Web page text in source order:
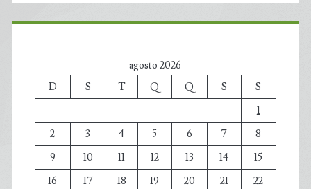
agosto 2026
D
S T Q Q S
S
1
2
3 4 5 6 7
8
9
10 11 12 13 14
15
16
17 18 19 20 21
22